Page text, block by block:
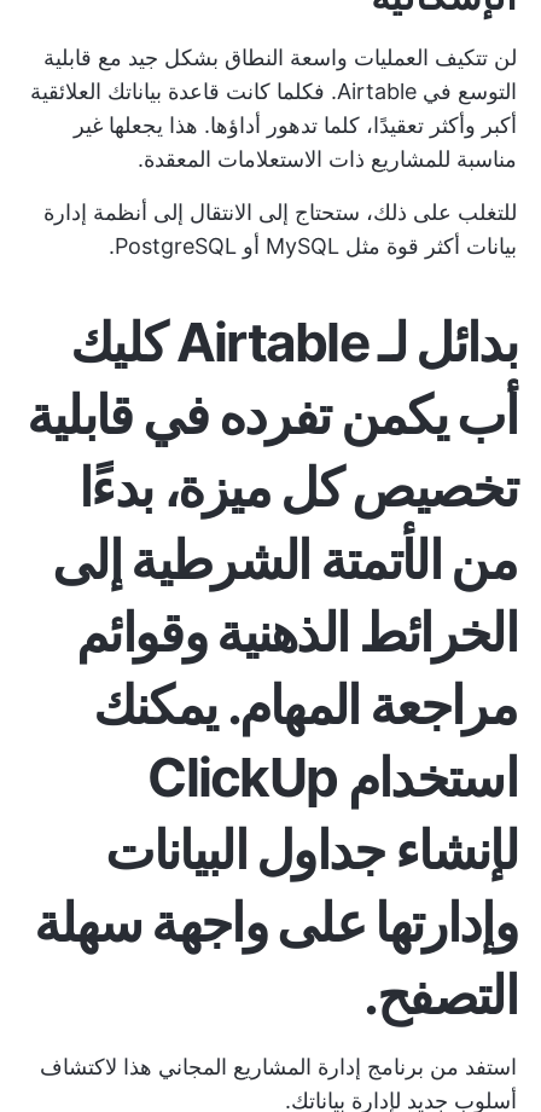
لن تتكيف العمليات واسعة النطاق بشكل جيد مع قابلية
التوسع في Airtable. فكلما كانت قاعدة بياناتك العلائقية
أكبر وأكثر تعقيدًا، كلما تدهور أداؤها. هذا يجعلها غير
مناسبة للمشاريع ذات الاستعلامات المعقدة.
للتغلب على ذلك، ستحتاج إلى الانتقال إلى أنظمة إدارة
بيانات أكثر قوة مثل MySQL أو PostgreSQL.
بدائل لـ Airtable
كليك
أبيكمن تفرده في قابلية
تخصيص كل ميزة، بدءًا
من الأتمتة الشرطية إلى
الخرائط الذهنية وقوائم
مراجعة المهام. يمكنك
استخدام ClickUp
لإنشاء جداول البيانات
وإدارتها على واجهة سهلة
التصفح.
استفد من برنامج إدارة المشاريع المجاني هذا لاكتشاف
أسلوب جديد لإدارة بياناتك.